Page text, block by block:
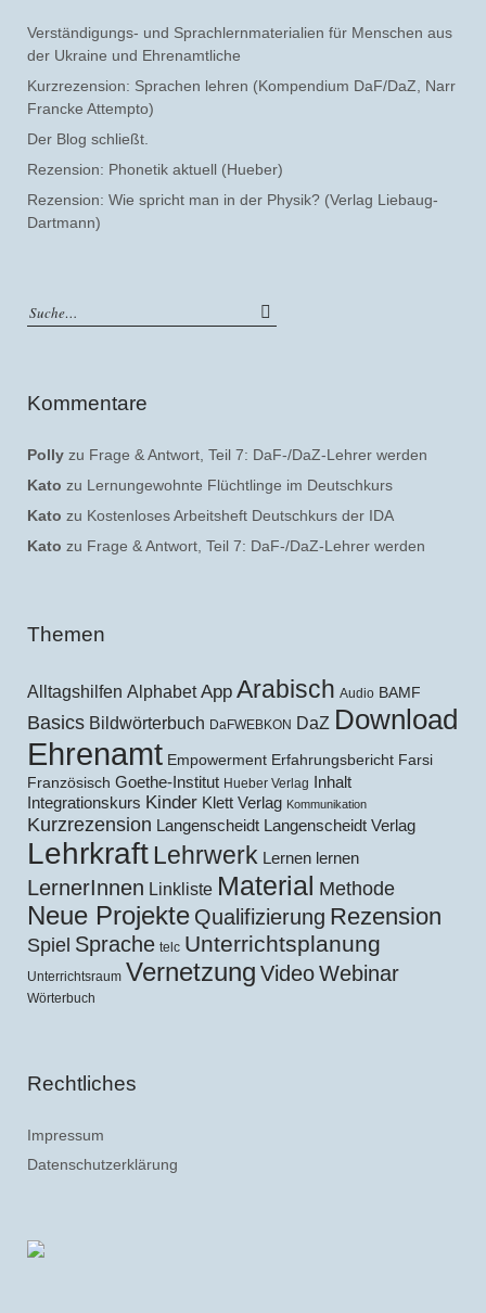
Verständigungs- und Sprachlernmaterialien für Menschen aus
der Ukraine und Ehrenamtliche
Kurzrezension: Sprachen lehren (Kompendium DaF/DaZ, Narr
Francke Attempto)
Der Blog schließt.
Rezension: Phonetik aktuell (Hueber)
Rezension: Wie spricht man in der Physik? (Verlag Liebaug-
Dartmann)
Kommentare
Polly zu Frage & Antwort, Teil 7: DaF-/DaZ-Lehrer werden
Kato zu Lernungewohnte Flüchtlinge im Deutschkurs
Kato zu Kostenloses Arbeitsheft Deutschkurs der IDA
Kato zu Frage & Antwort, Teil 7: DaF-/DaZ-Lehrer werden
Themen
Alltagshilfen Alphabet App Arabisch Audio BAMF
Basics Bildwörterbuch DaFWEBKON DaZ Download
Ehrenamt Empowerment Erfahrungsbericht Farsi
Französisch Goethe-Institut Hueber Verlag Inhalt
Integrationskurs Kinder Klett Verlag Kommunikation
Kurzrezension Langenscheidt Langenscheidt Verlag
Lehrkraft Lehrwerk Lernen lernen
LernerInnen Linkliste Material Methode
Neue Projekte Qualifizierung Rezension
Spiel Sprache telc Unterrichtsplanung
Unterrichtsraum Vernetzung VideoWebinar
Wörterbuch
Rechtliches
Impressum
Datenschutzerklärung